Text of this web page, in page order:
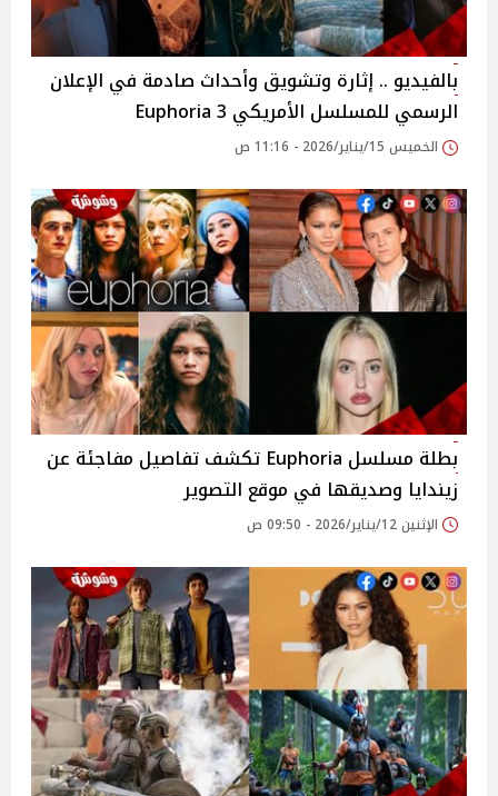
بالفيديو .. إثارة وتشويق وأحداث صادمة في الإعلان
الرسمي للمسلسل الأمريكي 3 Euphoria
الخميس 15/يناير/2026 - 11:16 ص
بطلة مسلسل Euphoria تكشف تفاصيل مفاجئة عن
زيندايا وصديقها في موقع التصوير
الإثنين 12/يناير/2026 - 09:50 ص